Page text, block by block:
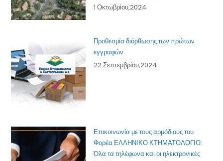
1 Οκτωβρίου,2024
Προθεσμία διόρθωσης των πρώτων
εγγραφών
22 Σεπτεμβρίου,2024
Επικοινωνία με τους αρμόδιους του
Φορέα ΕΛΛΗΝΙΚΟ ΚΤΗΜΑΤΟΛΟΓΙΟ:
Όλα τα τηλέφωνα και οι ηλεκτρονικές